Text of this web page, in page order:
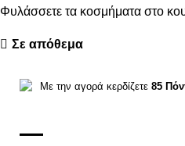
Φυλάσσετε τα κοσμήματα στο
Σε απόθεμα
Με την αγορά κερδίζετε 85